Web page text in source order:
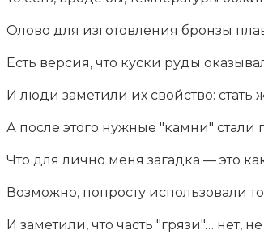
Олово для изготовления бронзы
Есть версия, что куски руды
И люди заметили их свойство:
А после этого нужные "камни" стали
Что для лично меня загадка — это
Возможно, попросту использовали
И заметили, что часть "грязи"… нет,